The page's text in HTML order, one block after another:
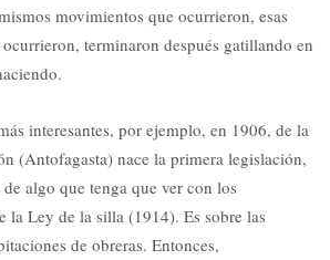
movimientos que ocurrieron, esas
terminaron después gatillando en
interesantes, por ejemplo, en 1906, de la
(Antofagasta) nace la primera legislación,
algo que tenga que ver con los
la Ley de la silla (1914). Es sobre las
de obreras. Entonces,